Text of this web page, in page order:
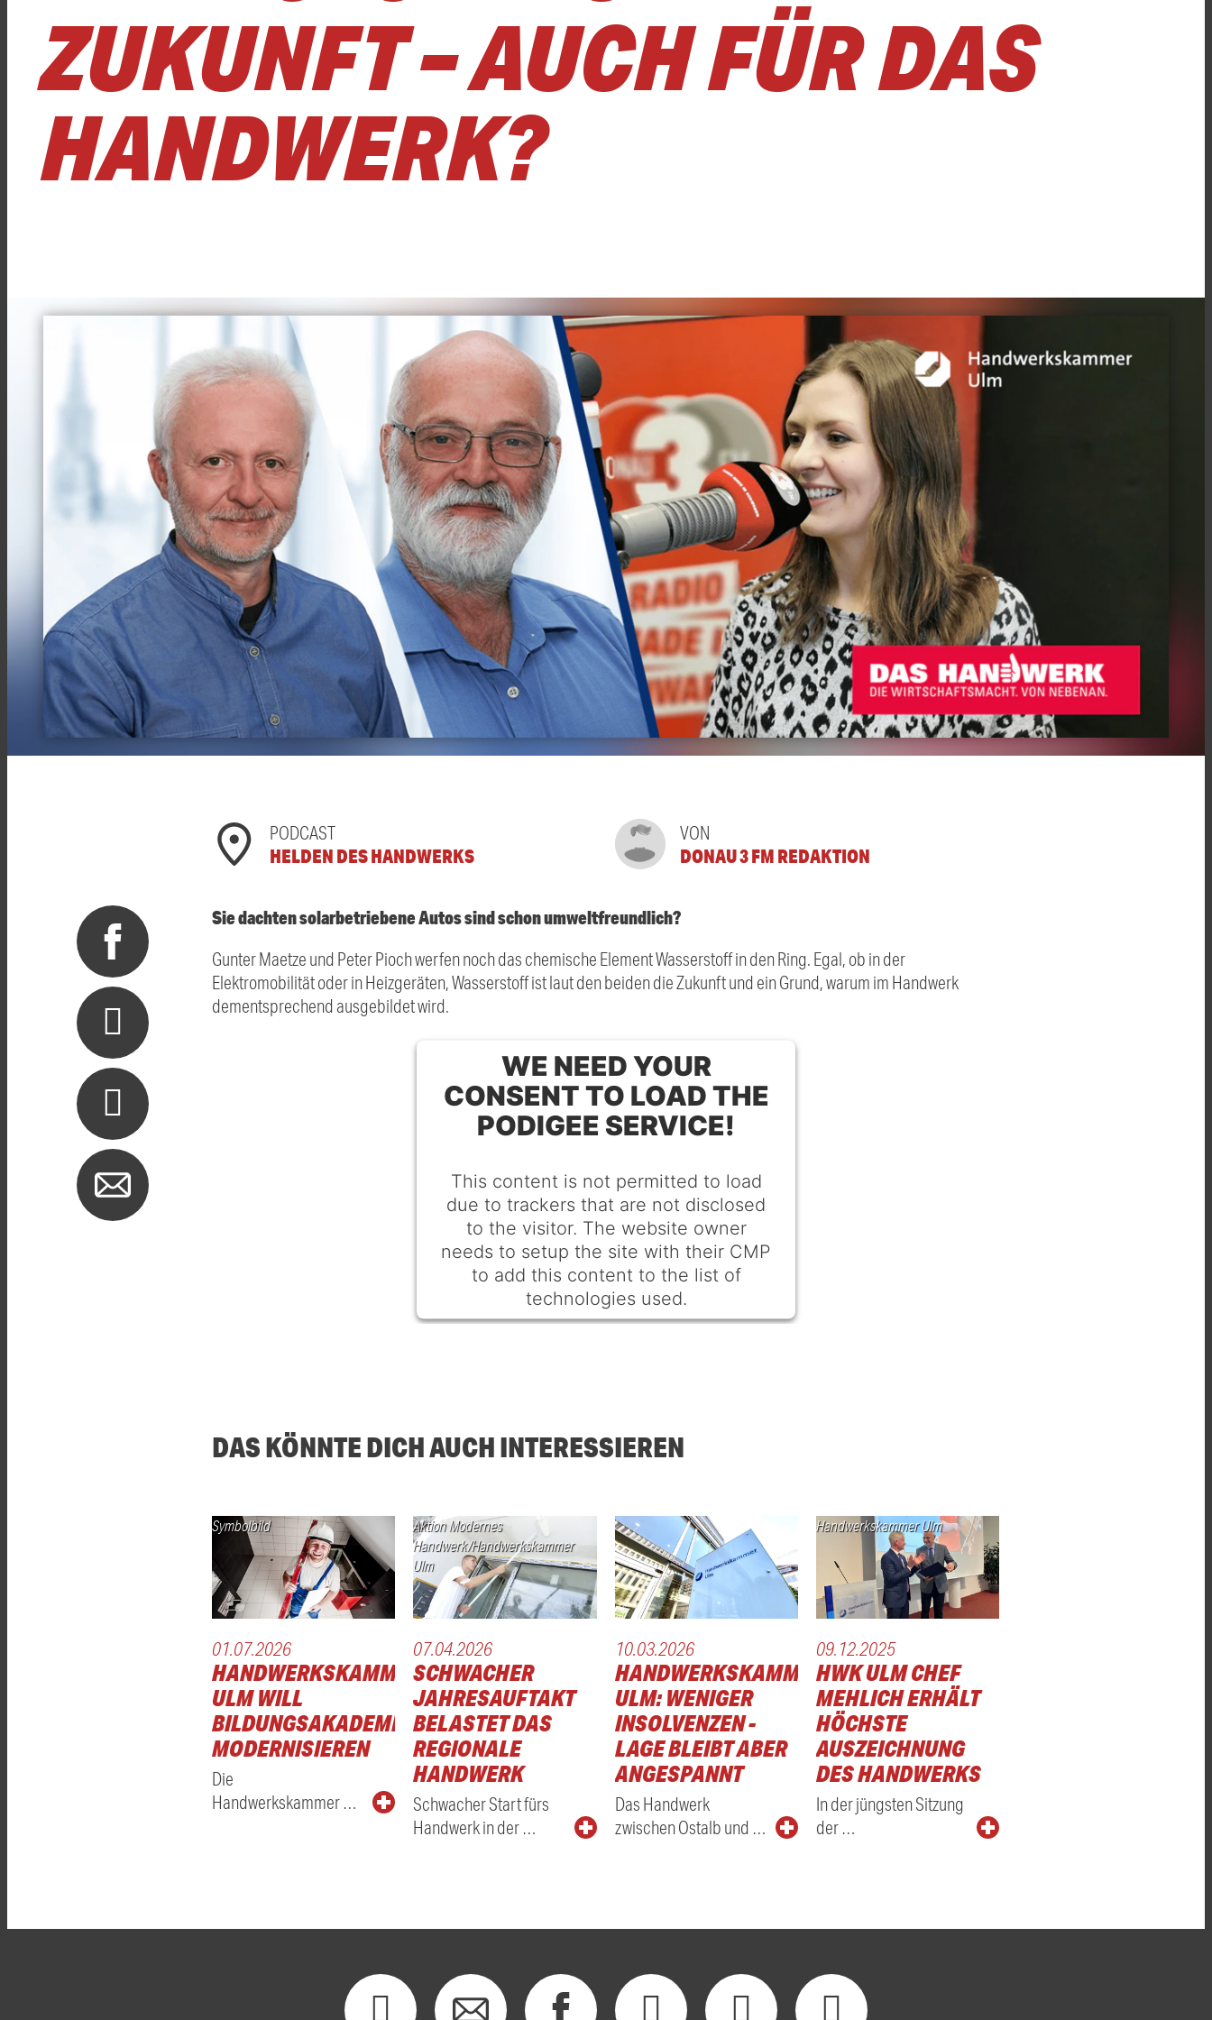
ZUKUNFT – AUCH FÜR DAS
HANDWERK?
PODCAST
HELDEN DES HANDWERKS
VON
DONAU 3 FM REDAKTION
Sie dachten solarbetriebene Autos sind schon umweltfreundlich?
Gunter Maetze und Peter Pioch werfen noch das chemische Element Wasserstoff in den Ring. Egal, ob in der
Elektromobilität oder in Heizgeräten, Wasserstoff ist laut den beiden die Zukunft und ein Grund, warum im Handwerk
dementsprechend ausgebildet wird.
WE NEED YOUR
CONSENT TO LOAD THE
PODIGEE SERVICE!
This content is not permitted to load
due to trackers that are not disclosed
to the visitor. The website owner
needs to setup the site with their CMP
to add this content to the list of
technologies used.
DAS KÖNNTE DICH AUCH INTERESSIEREN
Symbolbild
01.07.2026
HANDWERKSKAMMER
ULM WILL
BILDUNGSAKADEMIE
MODERNISIEREN
Die
Handwerkskammer …
Aktion Modernes
Handwerk/Handwerkskammer
Ulm
07.04.2026
SCHWACHER
JAHRESAUFTAKT
BELASTET DAS
REGIONALE
HANDWERK
Schwacher Start fürs
Handwerk in der …
10.03.2026
HANDWERKSKAMMER
ULM: WENIGER
INSOLVENZEN -
LAGE BLEIBT ABER
ANGESPANNT
Das Handwerk
zwischen Ostalb und …
Handwerkskammer Ulm
09.12.2025
HWK ULM CHEF
MEHLICH ERHÄLT
HÖCHSTE
AUSZEICHNUNG
DES HANDWERKS
In der jüngsten Sitzung
der …